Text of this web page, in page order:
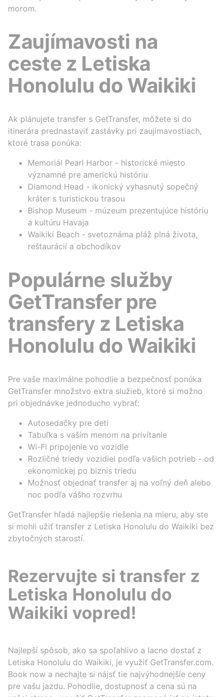
morom.
Zaujímavosti na
ceste z Letiska
Honolulu do Waikiki
Ak plánujete transfer s GetTransfer, môžete si do
itinerára prednastaviť zastávky pri zaujímavostiach,
ktoré trasa ponúka:
Memoriál Pearl Harbor - historické miesto
významné pre americkú históriu
Diamond Head - ikonický vyhasnutý sopečný
kráter s turistickou trasou
Bishop Museum - múzeum prezentujúce históriu
a kultúru Havaja
Waikiki Beach - svetoznáma pláž plná života,
reštaurácií a obchodíkov
Populárne služby
GetTransfer pre
transfery z Letiska
Honolulu do Waikiki
Pre vaše maximálne pohodlie a bezpečnosť ponúka
GetTransfer množstvo extra služieb, ktoré si možno
pri objednávke jednoducho vybrať:
Autosedačky pre deti
Tabuľka s vaším menom na privítanie
Wi-Fi pripojenie vo vozidle
Rozličné triedy vozidiel podľa vašich potrieb - od
ekonomickej po biznis triedu
Možnosť objednať transfer aj na voľný deň alebo
noc podľa vášho rozvrhu
GetTransfer hľadá najlepšie riešenia na mieru, aby ste
si mohli užiť transfer z Letiska Honolulu do Waikiki bez
zbytočných starostí.
Rezervujte si transfer z
Letiska Honolulu do
Waikiki vopred!
Najlepší spôsob, ako sa spoľahlivo a lacno dostať z
Letiska Honolulu do Waikiki, je využiť GetTransfer.com.
Book now a nechajte si nájsť tie najvýhodnejšie ceny
pre vašu jazdu. Pohodlie, dostupnosť a cena sú na